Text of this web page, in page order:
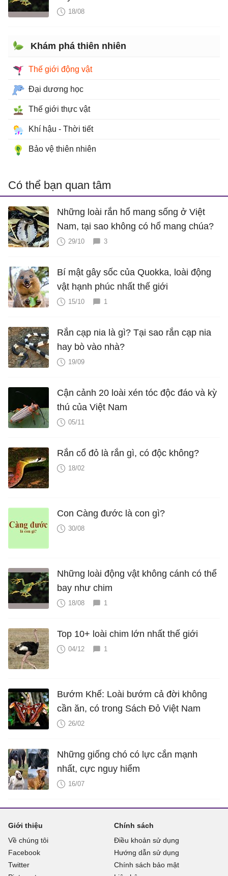
18/08
Khám phá thiên nhiên
Thế giới động vật
Đại dương học
Thế giới thực vật
Khí hậu - Thời tiết
Bảo vệ thiên nhiên
Có thể bạn quan tâm
Những loài rắn hổ mang sống ở Việt
Nam, tại sao không có hổ mang chúa?
29/10 3
Bí mật gây sốc của Quokka, loài động
vật hạnh phúc nhất thế giới
15/10 1
Rắn cạp nia là gì? Tại sao rắn cạp nia
hay bò vào nhà?
19/09
Cận cảnh 20 loài xén tóc độc đáo và kỳ
thú của Việt Nam
05/11
Rắn cổ đỏ là rắn gì, có độc không?
18/02
Con Càng đước là con gì?
30/08
Những loài động vật không cánh có thể
bay như chim
18/08 1
Top 10+ loài chim lớn nhất thế giới
04/12 1
Bướm Khế: Loài bướm cả đời không
cần ăn, có trong Sách Đỏ Việt Nam
26/02
Những giống chó có lực cắn mạnh
nhất, cực nguy hiểm
16/07
Giới thiệu
Về chúng tôi
Facebook
Twitter
Chính sách
Điều khoản sử dụng
Hướng dẫn sử dụng
Chính sách bảo mật